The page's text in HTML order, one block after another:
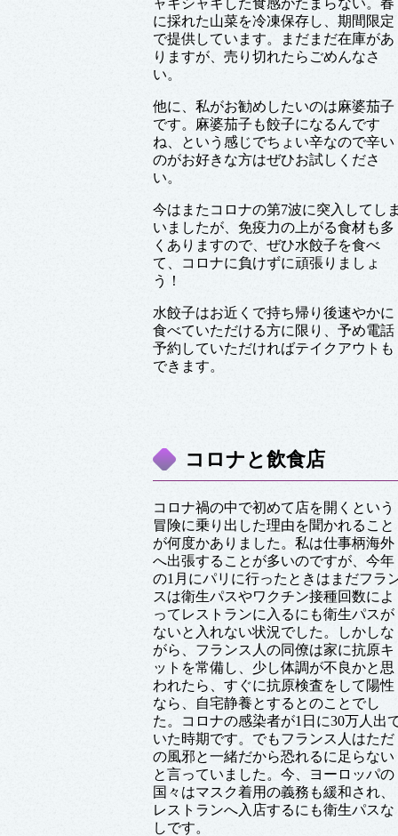
ャキシャキした食感がたまらない。春
に採れた山菜を冷凍保存し、期間限定
で提供しています。まだまだ在庫があ
りますが、売り切れたらごめんなさ
い。
他に、私がお勧めしたいのは麻婆茄子
です。麻婆茄子も餃子になるんです
ね、という感じでちょい辛なので辛い
のがお好きな方はぜひお試しくださ
い。
今はまたコロナの第7波に突入してし
いましたが、免疫力の上がる食材も多
くありますので、ぜひ水餃子を食べ
て、コロナに負けずに頑張りましょ
う！
水餃子はお近くで持ち帰り後速やかに
食べていただける方に限り、予め電話
予約していただければテイクアウトも
できます。
コロナと飲食店
コロナ禍の中で初めて店を開くという
冒険に乗り出した理由を聞かれること
が何度かありました。私は仕事柄海外
へ出張することが多いのですが、今年
の1月にパリに行ったときはまだフラ
スは衛生パスやワクチン接種回数によ
ってレストランに入るにも衛生パスが
ないと入れない状況でした。しかしな
がら、フランス人の同僚は家に抗原キ
ットを常備し、少し体調が不良かと思
われたら、すぐに抗原検査をして陽性
なら、自宅静養とするとのことでし
た。コロナの感染者が1日に30万人出
いた時期です。でもフランス人はただ
の風邪と一緒だから恐れるに足らない
と言っていました。今、ヨーロッパの
国々はマスク着用の義務も緩和され、
レストランへ入店するにも衛生パスな
しです。